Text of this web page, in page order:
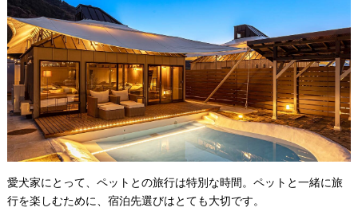
愛犬家にとって、ペットとの旅行は特別な時間。ペットと一緒に旅
行を楽しむために、宿泊先選びはとても大切です。